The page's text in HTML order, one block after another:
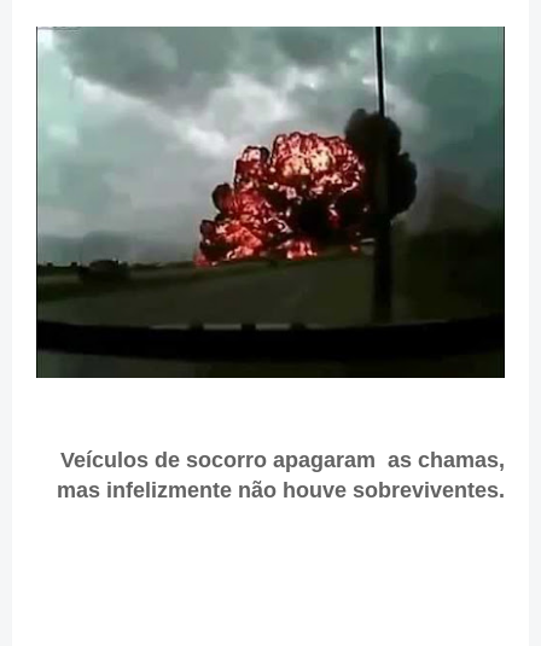
Veículos de socorro apagaram as chamas,
mas infelizmente não houve sobreviventes.